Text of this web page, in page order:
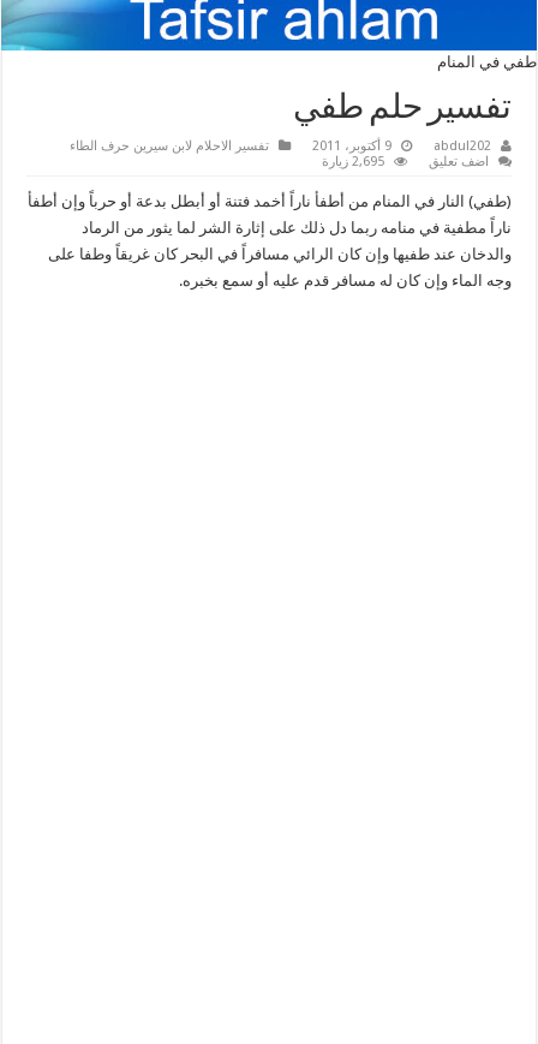
طفي في المنام
تفسير حلم طفي
abdul202 9 أكتوبر، 2011
تفسير الاحلام لابن سيرين حرف الطاء
اضف تعليق
2,695 زيارة
(طفي) النار في المنام من أطفأ ناراً أخمد فتنة أو أبطل بدعة أو حرباً وإن أطفأ
ناراً مطفية في منامه ربما دل ذلك على إثارة الشر لما يثور من الرماد
والدخان عند طفيها وإن كان الرائي مسافراً في البحر كان غريقاً وطفا على
وجه الماء وإن كان له مسافر قدم عليه أو سمع بخبره.